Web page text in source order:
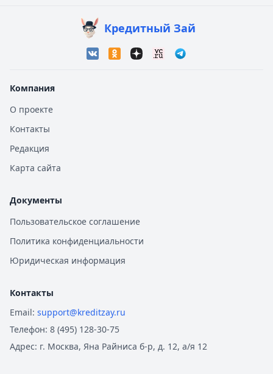
Кредитный Зай
Компания
О проекте
Контакты
Редакция
Карта сайта
Документы
Пользовательское соглашение
Политика конфиденциальности
Юридическая информация
Контакты
Email: support@kreditzay.ru
Телефон: 8 (495) 128-30-75
Адрес: г. Москва, Яна Райниса б-р, д. 12, а/я 12